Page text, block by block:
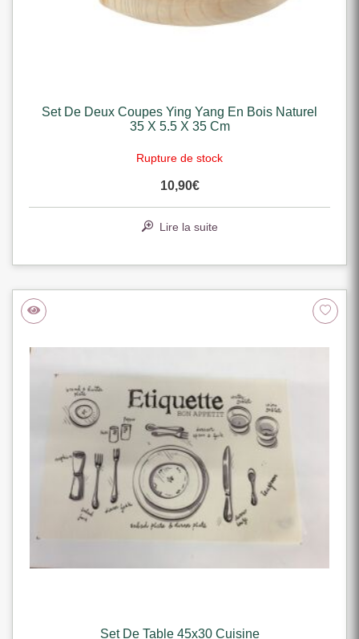
Set De Deux Coupes Ying Yang En Bois Naturel
35 X 5.5 X 35 Cm
Rupture de stock
10,90€
Lire la suite
Set De Table 45x30 Cuisine